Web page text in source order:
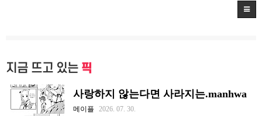
지금 뜨고 있는 픽
사랑하지 않는다면 사라지는.manhwa
메이플
2026. 07. 30.